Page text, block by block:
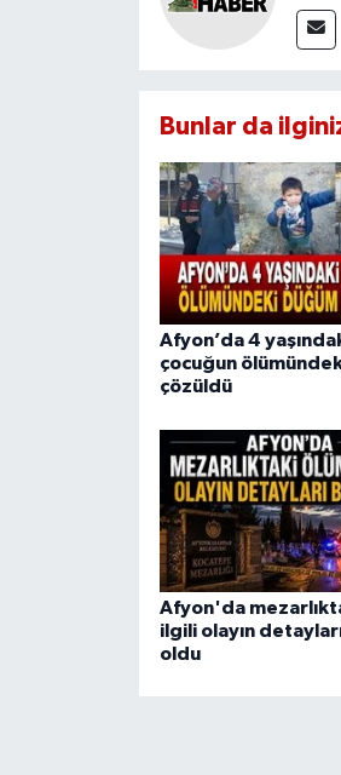
Bunlar da
Afyon’da 4
çocuğun
çözüldü
Afyon'da
ilgili olayın
oldu